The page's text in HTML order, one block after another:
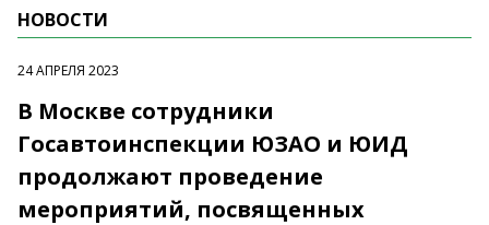
НОВОСТИ
24 АПРЕЛЯ 2023
В Москве сотрудники
Госавтоинспекции ЮЗАО и ЮИД
продолжают проведение
мероприятий, посвященных